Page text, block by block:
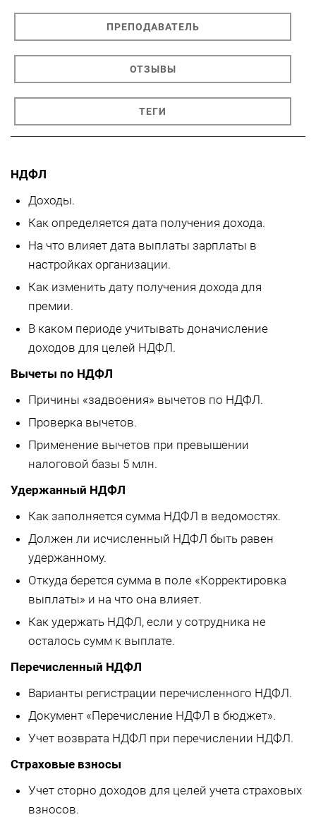
ПРЕПОДАВАТЕЛЬ
ОТЗЫВЫ
ТЕГИ
НДФЛ
Доходы.
Как определяется дата получения дохода.
На что влияет дата выплаты зарплаты в
настройках организации.
Как изменить дату получения дохода для
премии.
В каком периоде учитывать доначисление
доходов для целей НДФЛ.
Вычеты по НДФЛ
Причины «задвоения» вычетов по НДФЛ.
Проверка вычетов.
Применение вычетов при превышении
налоговой базы 5 млн.
Удержанный НДФЛ
Как заполняется сумма НДФЛ в ведомостях.
Должен ли исчисленный НДФЛ быть равен
удержанному.
Откуда берется сумма в поле «Корректировка
выплаты» и на что она влияет.
Как удержать НДФЛ, если у сотрудника не
осталось сумм к выплате.
Перечисленный НДФЛ
Варианты регистрации перечисленного НДФЛ.
Документ «Перечисление НДФЛ в бюджет».
Учет возврата НДФЛ при перечислении НДФЛ.
Страховые взносы
Учет сторно доходов для целей учета страховых
взносов.